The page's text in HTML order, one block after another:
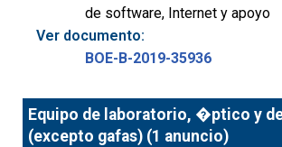
de software, Internet y apoyo
Ver documento:
BOE-B-2019-35936
Equipo de laboratorio, �ptico y
(excepto gafas) (1 anuncio)